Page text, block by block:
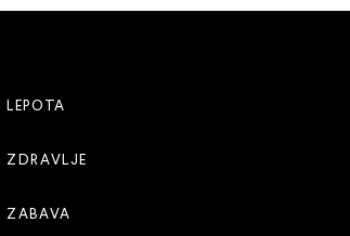
LEPOTA
ZDRAVLJE
ZABAVA